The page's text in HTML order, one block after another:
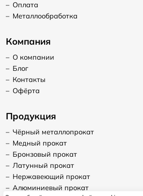
– Оплата
– Металлообработка
Компания
– О компании
– Блог
– Контакты
– Офёрта
Продукция
– Чёрный металлопрокат
– Медный прокат
– Бронзовый прокат
– Латунный прокат
– Нержавеющий прокат
– Алюминиевый прокат